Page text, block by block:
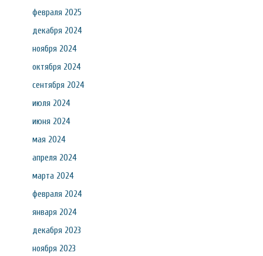
февраля 2025
декабря 2024
ноября 2024
октября 2024
сентября 2024
июля 2024
июня 2024
мая 2024
апреля 2024
марта 2024
февраля 2024
января 2024
декабря 2023
ноября 2023